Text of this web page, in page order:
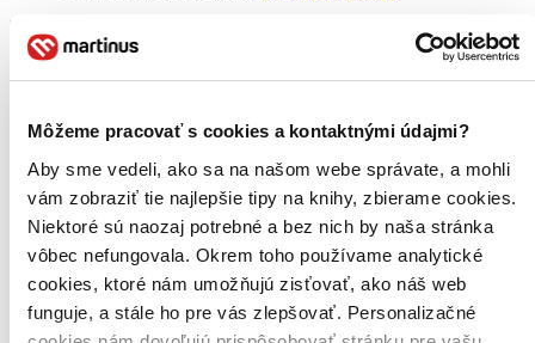
Môžeme pracovať s cookies a kontaktnými údajmi?
Aby sme vedeli, ako sa na našom webe správate, a mohli
vám zobraziť tie najlepšie tipy na knihy, zbierame cookies.
Niektoré sú naozaj potrebné a bez nich by naša stránka
vôbec nefungovala. Okrem toho používame analytické
cookies, ktoré nám umožňujú zisťovať, ako náš web
funguje, a stále ho pre vás zlepšovať. Personalizačné
Obal
LP obal (1 titul)
Zoradiť
Bestsellery
Top hodnotené
Novinky
Najdrahšie